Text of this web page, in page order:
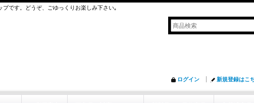
です。どうぞ、ごゆっくりお楽しみ下さい｡
ログイン 新規登録はこ